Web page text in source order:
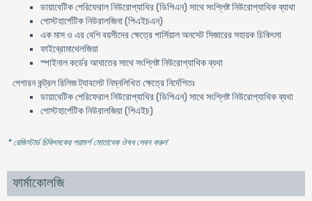
ডায়াবেটিক পেরিফেরাল নিউরোপ্যাথির (ডিপিএন) সাথে সংশ্লিষ্ট নিউরোপ্যাথিক ব্যাথা
পোস্টহার্পেটিক নিউরালজিনা (পিএইচএন)
এক মাস ও এর বেশি বয়সীদের ক্ষেত্রে পার্সিয়াল অনসেট সিজারের সহায়ক চিকিৎসা
ফাইব্রোমাথেলজিয়া
স্পাইনাল কর্ডের আঘাতের সাথে সংশ্লিষ্ট নিউরোপ্যাথিক ব্যথা
পেগারন কন্ট্রল রিলিজ ট্যাবলেট নিম্নলিখিত ক্ষেত্রে নির্দেশিতঃ
ডায়াবেটিক পেরিফেরাল নিউরোপ্যাথির (ডিপিএন) সাথে সংশ্লিষ্ট নিউরোপ্যাথিক ব্যথা
পোস্টহার্পেটিক নিউরালজিয়া (পিএইচ)
* রেজিস্টার্ড চিকিৎসকের পরামর্শ মোতাবেক ঔষধ সেবন করুন'
ফার্মাকোলজি